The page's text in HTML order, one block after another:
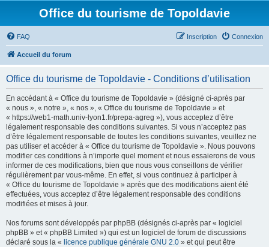
Office du tourisme de Topoldavie
FAQ Connexion
Inscription
Accueil du forum
Office du tourisme de Topoldavie - Conditions d’utilisation
En accédant à « Office du tourisme de Topoldavie » (désigné ci-après par
« nous », « notre », « nos », « Office du tourisme de Topoldavie » et
« https://web1-math.univ-lyon1.fr/prepa-agreg »), vous acceptez d’être
légalement responsable des conditions suivantes. Si vous n’acceptez pas
d’être légalement responsable de toutes les conditions suivantes, veuillez ne
pas utiliser et accéder à « Office du tourisme de Topoldavie ». Nous pouvons
modifier ces conditions à n’importe quel moment et nous essaierons de vous
informer de ces modifications, bien que nous vous conseillons de vérifier
régulièrement par vous-même. En effet, si vous continuez à participer à
« Office du tourisme de Topoldavie » après que des modifications aient été
effectuées, vous acceptez d’être légalement responsable des conditions
modifiées et mises à jour.
Nos forums sont développés par phpBB (désignés ci-après par « logiciel
phpBB » et « phpBB Limited ») qui est un logiciel de forum de discussions
déclaré sous la « licence publique générale GNU 2.0 » et qui peut être